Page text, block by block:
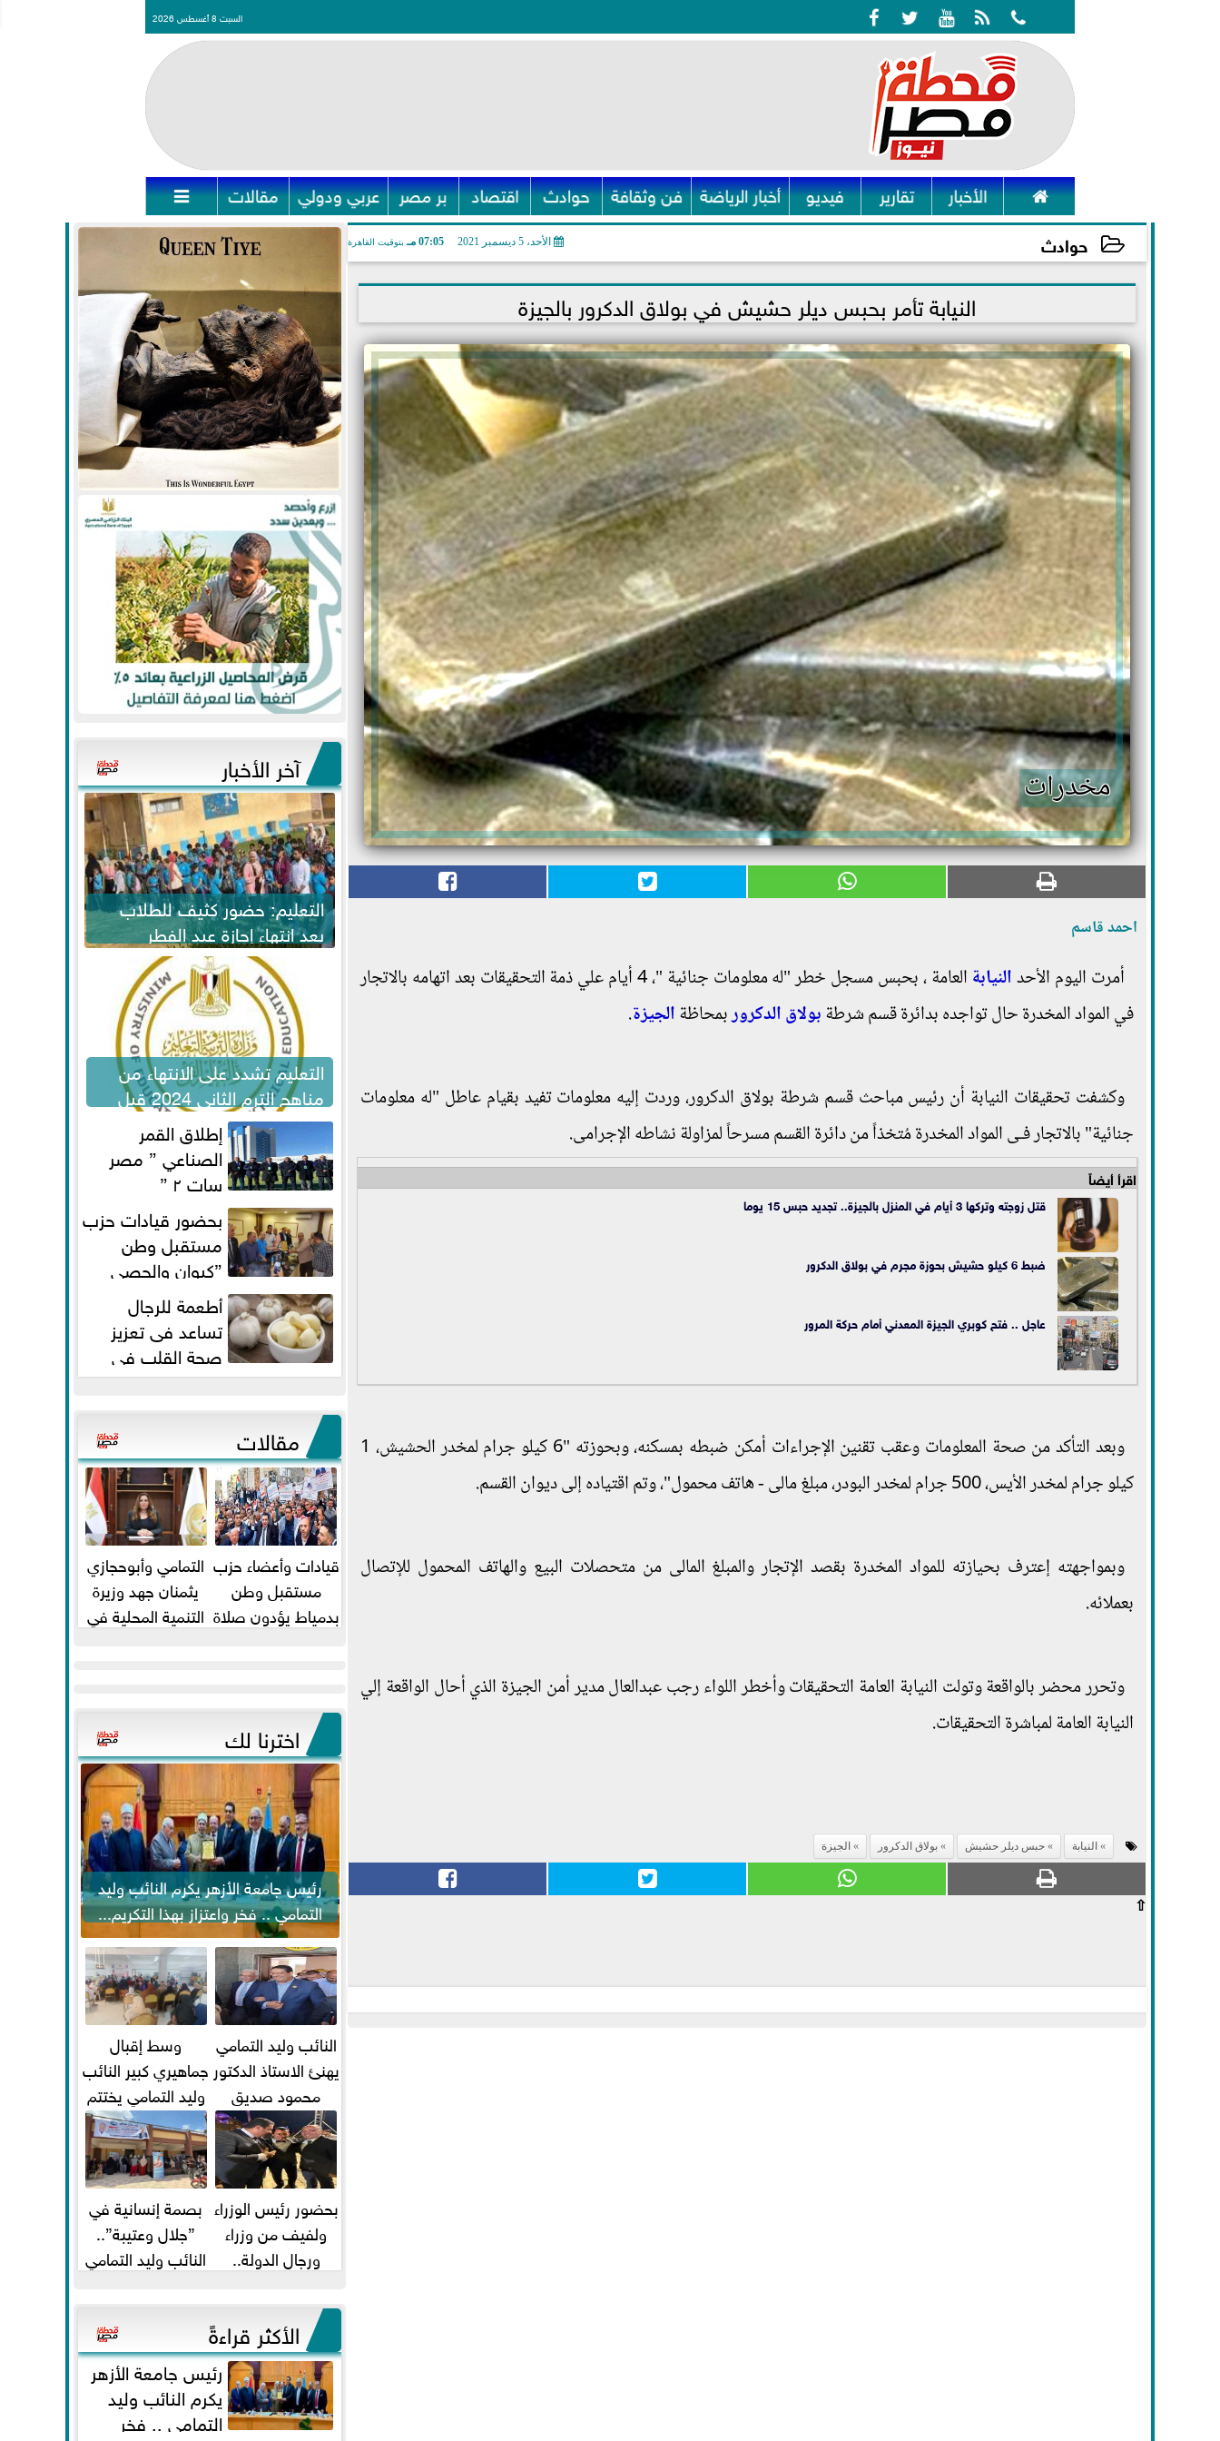
     السبت 8 أغسطس 2026
 الأخبار تقارير فيديو أخبار الرياضة فن وثقافة حوادث اقتصاد بر مصر عربي ودولي مقالات 
حوادث الأحد، 5 ديسمبر 2021 07:05 مـ بتوقيت القاهرة
2021-12-05 19:05:05 النيابة تأمر بحبس ديلر حشيش في بولاق الدكرور بالجيزة
مخدرات
احمد قاسم
أمرت اليوم الأحدالنيابة
العامة ، بحبس مسجل خطر "له معلومات جنائية "، 4 أيام علي ذمة التحقيقات بعد اتهامه بالاتجار
في المواد المخدرة حال تواجده بدائرة قسم شرطةبولاق الدكروربمحاظةالجيزة.
وكشفت تحقيقات النيابة أن رئيس مباحث قسم شرطة بولاق الدكرور، وردت إليه معلومات تفيد بقيام عاطل "له معلومات
جنائية" بالاتجار فـى المواد المخدرة مُتخذاً من دائرة القسم مسرحاً لمزاولة نشاطه الإجرامى.
اقرأ أيضاً
قتل زوجته وتركها 3 أيام في المنزل بالجيزة.. تجديد حبس 15 يوما
ضبط 6 كيلو حشيش بحوزة مجرم في بولاق الدكرور
عاجل .. فتح كوبري الجيزة المعدني أمام حركة المرور
وبعد التأكد من صحة المعلومات وعقب تقنين الإجراءات أمكن ضبطه بمسكنه، وبحوزته "6 كيلو جرام لمخدر الحشيش، 1
كيلو جرام لمخدر الأيس، 500 جرام لمخدر البودر، مبلغ مالى - هاتف محمول"، وتم اقتياده إلى ديوان القسم.
وبمواجهته إعترف بحيازته للمواد المخدرة بقصد الإتجار والمبلغ المالى من متحصلات البيع والهاتف المحمول للإتصال
بعملائه.
وتحرر محضر بالواقعة وتولت النيابة العامة التحقيقات وأخطر اللواء رجب عبدالعال مدير أمن الجيزة الذي أحال الواقعة إلي
النيابة العامة لمباشرة التحقيقات.
النيابة حبس ديلر حشيش بولاق الدكرور الجيزة
⇧
آخر الأخبار
التعليم: حضور كثيف للطلاب
بعد انتهاء إجازة عيد الفطر
لاستكمال المناهج
التعليم تشدد على الانتهاء من
مناهج الترم الثاني 2024 قبل
الامتحانات
إطلاق القمر
الصناعي ” مصر
سات ٢ ”
بحضور قيادات حزب
مستقبل وطن
”كيوان والحصي
والتمامي وابوحجازي وعيسي” أمانه
كفر...
أطعمة للرجال
تساعد فى تعزيز
صحة القلب فى
سن الأربعين
مقالات
قيادات وأعضاء حزب
مستقبل وطن
بدمياط يؤدون صلاة
التمامي وأبوحجازي
يثمنان جهد وزيرة
التنمية المحلية في
اخترنا لك
رئيس جامعة الأزهر يكرم النائب وليد
التمامي .. فخر واعتزاز بهذا التكريم...
النائب وليد التمامي
يهنئ الاستاذ الدكتور
محمود صديق
تكليفة قائم باعمال
...
وسط إقبال
جماهيري كبير النائب
وليد التمامي يختتم
أضخم قافلة طبية
مجانية...
بحضور رئيس الوزراء
ولفيف من وزراء
ورجال الدولة..
ومحمد...
بصمة إنسانية في
”جلال وعتيبة”..
النائب وليد التمامي
شيحة يداويان...
الأكثر قراءةً
رئيس جامعة الأزهر
يكرم النائب وليد
التمامي .. فخر